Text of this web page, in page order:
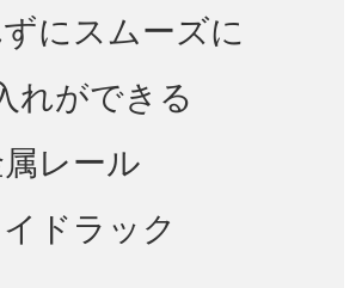
にスムーズに
れができる
レール
ドラック